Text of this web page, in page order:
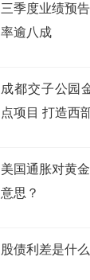
三季度业绩预
率逾八成
成都交子公园
点项目 打造西
美国通胀对黄
意思？
股债利差是什